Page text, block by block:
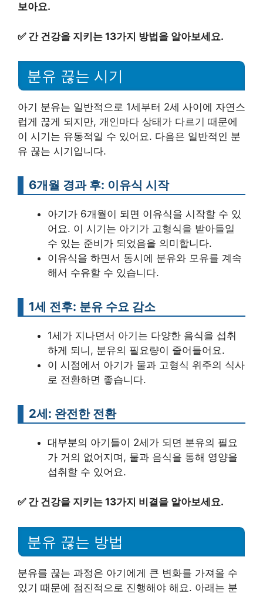
보아요.
✅ 간 건강을 지키는 13가지 방법을 알아보세요.
분유 끊는 시기
아기 분유는 일반적으로 1세부터 2세 사이에 자연스
럽게 끊게 되지만, 개인마다 상태가 다르기 때문에
이 시기는 유동적일 수 있어요. 다음은 일반적인 분
유 끊는 시기입니다.
6개월 경과 후: 이유식 시작
아기가 6개월이 되면 이유식을 시작할 수 있
어요. 이 시기는 아기가 고형식을 받아들일
수 있는 준비가 되었음을 의미합니다.
이유식을 하면서 동시에 분유와 모유를 계속
해서 수유할 수 있습니다.
1세 전후: 분유 수요 감소
1세가 지나면서 아기는 다양한 음식을 섭취
하게 되니, 분유의 필요량이 줄어들어요.
이 시점에서 아기가 물과 고형식 위주의 식사
로 전환하면 좋습니다.
2세: 완전한 전환
대부분의 아기들이 2세가 되면 분유의 필요
가 거의 없어지며, 물과 음식을 통해 영양을
섭취할 수 있어요.
✅ 간 건강을 지키는 13가지 비결을 알아보세요.
분유 끊는 방법
분유를 끊는 과정은 아기에게 큰 변화를 가져올 수
있기 때문에 점진적으로 진행해야 해요. 아래는 분